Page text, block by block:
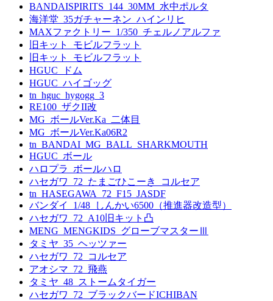
BANDAISPIRITS_144_30MM_水中ポルタ
海洋堂_35ガチャーネン_ハインリヒ
MAXファクトリー_1/350_チェルノアルファ
旧キット_モビルフラット
旧キット_モビルフラット
HGUC_ドム
HGUC_ハイゴッグ
tn_hguc_hygogg_3
RE100_ザクII改
MG_ボールVer.Ka_二体目
MG_ボールVer.Ka06R2
tn_BANDAI_MG_BALL_SHARKMOUTH
HGUC_ボール
ハロプラ_ボールハロ
ハセガワ_72_たまごひこーき_コルセア
tn_HASEGAWA_72_F15_JASDF
バンダイ_1/48_しんかい6500（推進器改造型）
ハセガワ_72_A10旧キット凸
MENG_MENGKIDS_グローブマスターⅢ
タミヤ_35_ヘッツァー
ハセガワ_72_コルセア
アオシマ_72_飛燕
タミヤ_48_ストームタイガー
ハセガワ_72_ブラックバードICHIBAN